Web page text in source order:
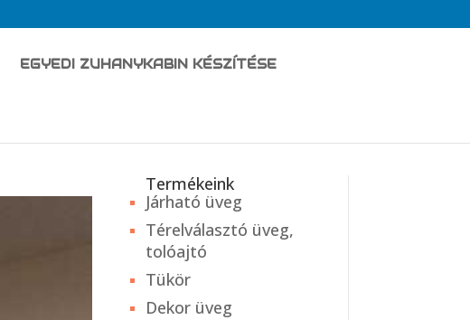
EGYEDI ZUHANYKABIN KÉSZÍTÉSE
Termékeink
Járható üveg
Térelválasztó üveg,
tolóajtó
Tükör
Dekor üveg